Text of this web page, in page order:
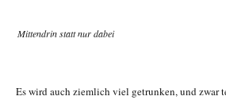
Mittendrin statt nur dabei
Es wird auch ziemlich viel getrunken, und zwar